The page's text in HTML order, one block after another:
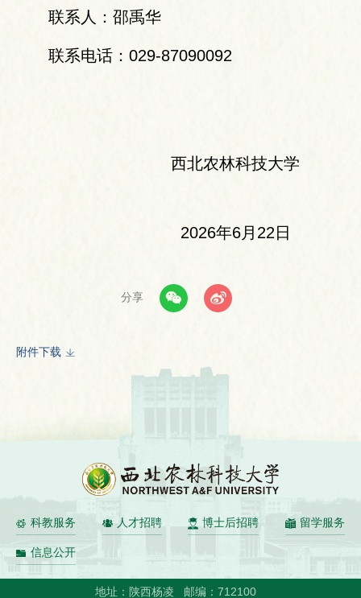
联系人：邵禹华
联系电话：029-87090092
西北农林科技大学
2026年6月22日
分享
附件下载
科教服务 人才招聘 博士后招聘 留学服务
信息公开
地址：陕西杨凌 邮编：712100